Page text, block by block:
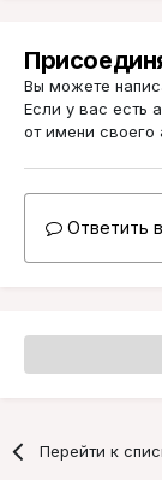
Вы можете
Если у вас есть
от имени своего
Ответить
Перейти к